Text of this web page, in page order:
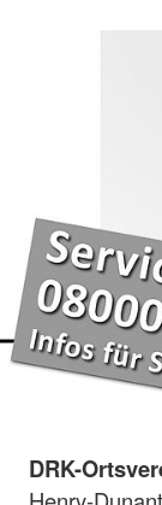
DRK-